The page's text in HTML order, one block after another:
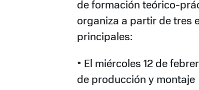
de formación teórico-
organiza a partir de tres
principales:
• El miércoles 12 de
de producción y montaje